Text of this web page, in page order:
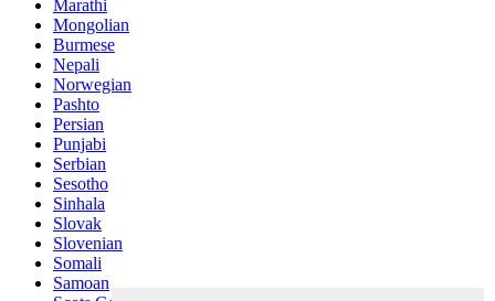
Marathi
Mongolian
Burmese
Nepali
Norwegian
Pashto
Persian
Punjabi
Serbian
Sesotho
Sinhala
Slovak
Slovenian
Somali
Samoan